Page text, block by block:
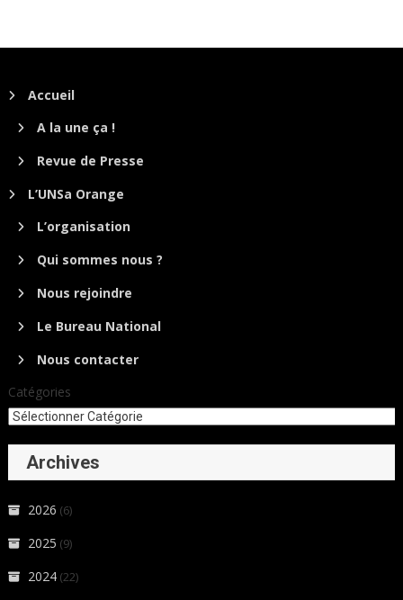
Accueil
A la une ça !
Revue de Presse
L’UNSa Orange
L’organisation
Qui sommes nous ?
Nous rejoindre
Le Bureau National
Nous contacter
Catégories
Archives
2026 (6)
2025 (9)
2024 (22)